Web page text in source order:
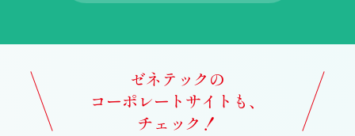
ゼネテックの
コーポレートサイトも、
チェック！